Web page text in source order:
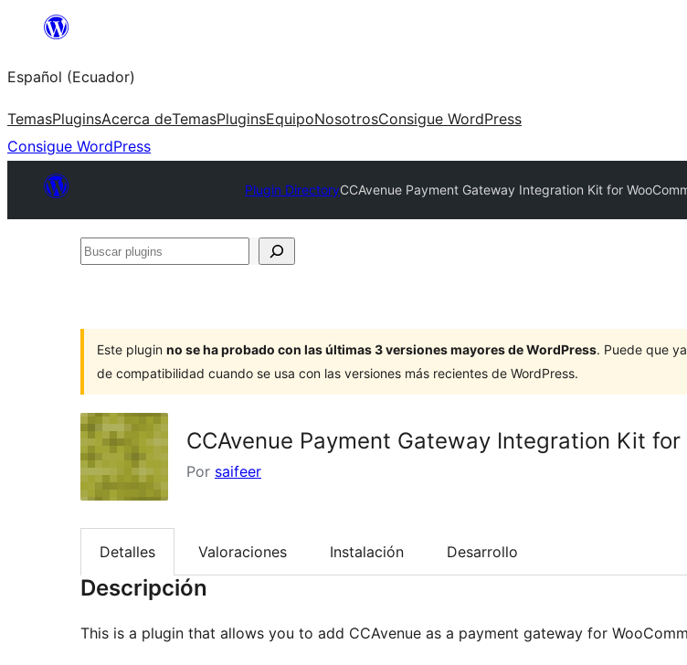
Saltar
contenido
Español (Ecuador)
TemasPluginsAcerca deTemasPluginsEquipoNosotrosConsigue WordPress
Consigue WordPress
Plugin DirectoryCCAvenue Payment Gateway Integration Kit for
Buscar
Este plugin no se ha probado con las últimas 3 versiones mayores de WordPress. Puede que
de compatibilidad cuando se usa con las versiones más recientes de WordPress.
CCAvenue Payment Gateway Integration Kit for
Por saifeer
Detalles Valoraciones Instalación Desarrollo
Descripción
This is a plugin that allows you to add CCAvenue as a payment gateway for